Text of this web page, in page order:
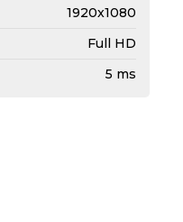
1920x1080
Full HD
5 ms